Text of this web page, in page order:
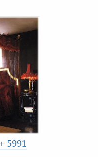
5991